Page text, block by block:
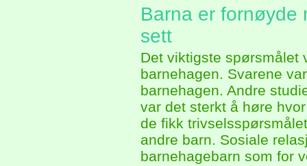
Barna er fornøyde
sett
Det viktigste spørsmålet
barnehagen. Svarene
barnehagen. Andre
var det sterkt å høre
de fikk
andre barn. Sosiale
barnehagebarn som for